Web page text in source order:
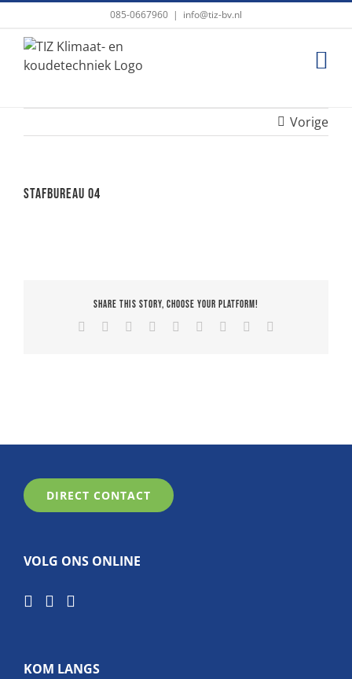
inhoud
085-0667960 | info@tiz-bv.nl
Vorige
Stafbureau 04
Share This Story, Choose Your Platform!
Facebook Reddit LinkedInWhatsApp
TumblrPinterest
DIRECT CONTACT
VOLG ONS ONLINE
KOM LANGS